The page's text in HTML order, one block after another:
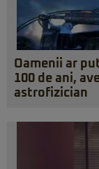
Oamenii ar
100 de ani,
astrofizician